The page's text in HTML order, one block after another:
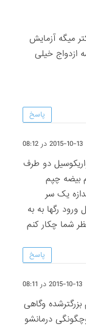
میگه آزمایش
ازدواج خیلی
پاسخ
2015-10-13 در 08:12
دو طرف
بیضه چپم
یک سر
رگها به به
شما چکار کنم
پاسخ
2015-10-13 در 08:11
وگاهی
درمانشو